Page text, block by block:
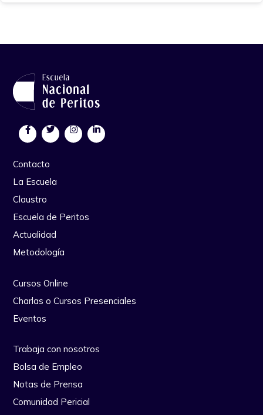
Contacto
La Escuela
Claustro
Escuela de Peritos
Actualidad
Metodología
Cursos Online
Charlas o Cursos Presenciales
Eventos
Trabaja con nosotros
Bolsa de Empleo
Notas de Prensa
Comunidad Pericial